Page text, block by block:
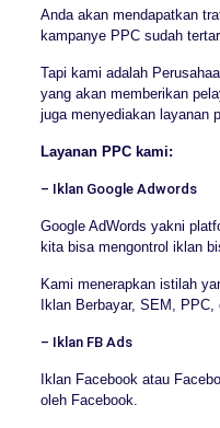
Anda akan mendapatkan
kampanye PPC sudah
Tapi kami adalah
yang akan memberikan
juga menyediakan layanan
Layanan PPC kami:
– Iklan Google Adwords
Google AdWords yakni
kita bisa mengontrol iklan
Kami menerapkan istilah
Iklan Berbayar, SEM, PPC,
– Iklan FB Ads
Iklan Facebook atau
oleh Facebook.